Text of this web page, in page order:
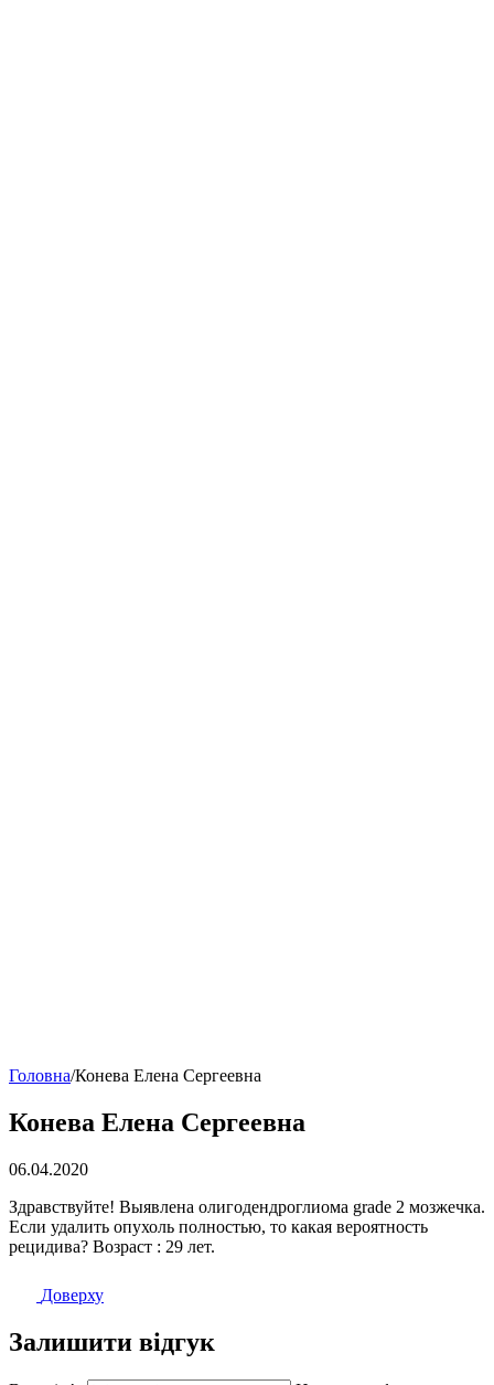
Головна/Конева Елена Сергеевна
Конева Елена Сергеевна
06.04.2020
Здравствуйте! Выявлена олигодендроглиома grade 2 мозжечка.
Если удалить опухоль полностью, то какая вероятность
рецидива? Возраст : 29 лет.
Доверху
Залишити відгук